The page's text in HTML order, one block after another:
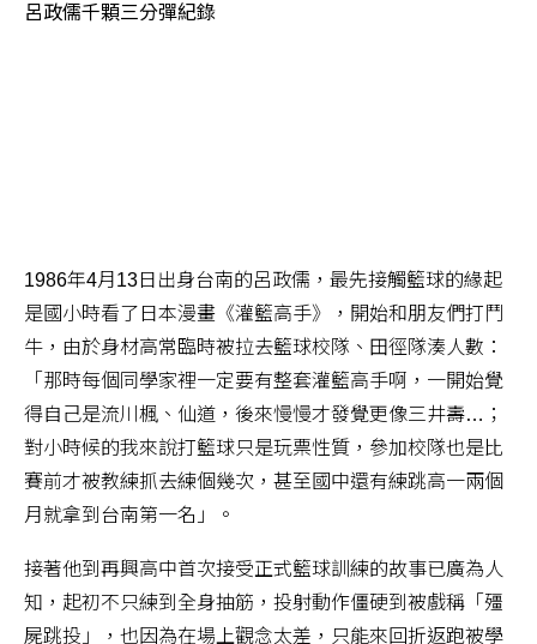
呂政儒千顆三分彈紀錄
1986年4月13日出身台南的呂政儒，最先接觸籃球的緣起
是國小時看了日本漫畫《灌籃高手》，開始和朋友們打鬥
牛，由於身材高常臨時被拉去籃球校隊、田徑隊湊人數：
「那時每個同學家裡一定要有整套灌籃高手啊，一開始覺
得自己是流川楓、仙道，後來慢慢才發覺更像三井壽…；
對小時候的我來說打籃球只是玩票性質，參加校隊也是比
賽前才被教練抓去練個幾次，甚至國中還有練跳高一兩個
月就拿到台南第一名」。
接著他到再興高中首次接受正式籃球訓練的故事已廣為人
知，起初不只練到全身抽筋，投射動作僵硬到被戲稱「殭
屍跳投」，也因為在場上觀念太差，只能來回折返跑被學